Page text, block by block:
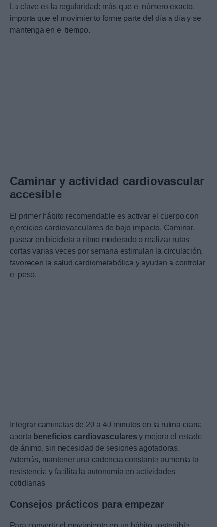
La clave es la regularidad: más que el número exacto,
importa que el movimiento forme parte del día a día y se
mantenga en el tiempo.
Caminar y actividad cardiovascular
accesible
El primer hábito recomendable es activar el cuerpo con
ejercicios cardiovasculares de bajo impacto. Caminar,
pasear en bicicleta a ritmo moderado o realizar rutas
cortas varias veces por semana estimulan la circulación,
favorecen la salud cardiometabólica y ayudan a controlar
el peso.
Integrar caminatas de 20 a 40 minutos en la rutina diaria
aporta beneficios cardiovasculares y mejora el estado
de ánimo, sin necesidad de sesiones agotadoras.
Además, mantener una cadencia constante aumenta la
resistencia y facilita la autonomía en actividades
cotidianas.
Consejos prácticos para empezar